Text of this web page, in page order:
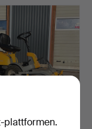
plattformen.